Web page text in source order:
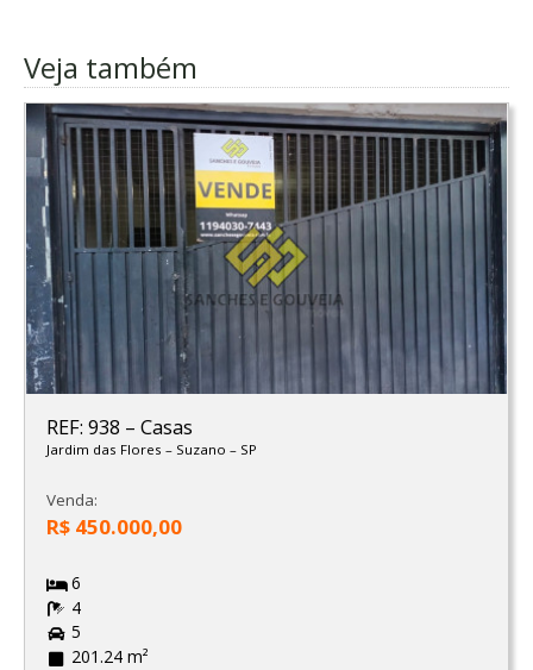
Veja também
REF: 938 – Casas
Jardim das Flores – Suzano – SP
Venda:
R$ 450.000,00
6
4
5
201.24 m²